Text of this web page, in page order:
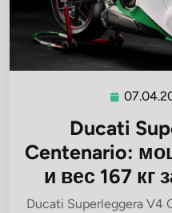
Ducati
Centenario:
и вес 167 кг
Ducati Superleggera V4